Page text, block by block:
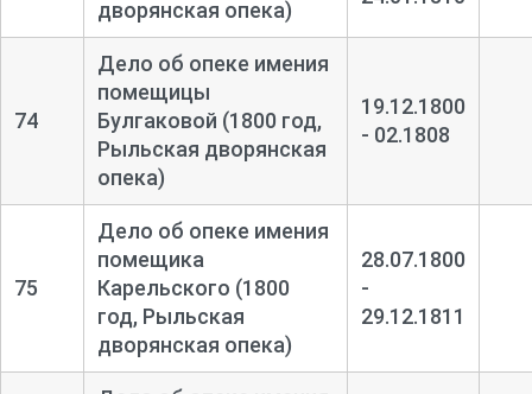
дворянская опека)
74
Дело об опеке имения
помещицы
Булгаковой (1800 год,
Рыльская дворянская
опека)
19.12.1800
- 02.1808
75
Дело об опеке имения
помещика
Карельского (1800
год, Рыльская
дворянская опека)
28.07.1800
-
29.12.1811